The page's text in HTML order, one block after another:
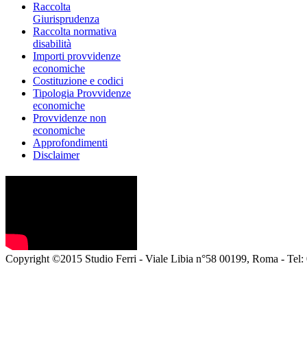
Raccolta
Giurisprudenza
Raccolta normativa
disabilità
Importi provvidenze
economiche
Costituzione e codici
Tipologia Provvidenze
economiche
Provvidenze non
economiche
Approfondimenti
Disclaimer
Copyright ©2015 Studio Ferri - Viale Libia n°58 00199, Roma -